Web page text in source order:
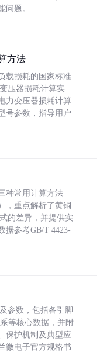
问题。
方法
载损耗的国家标准
压器损耗计算实
力变压器损耗计算
号参数，指导用户
种常用计算方法
，重点解析了黄铜
的差异，并提供实
据参考GB/T 4423-
参数，包括各引脚
等核心数据，并附
保护机制及典型应
微电子官方规格书